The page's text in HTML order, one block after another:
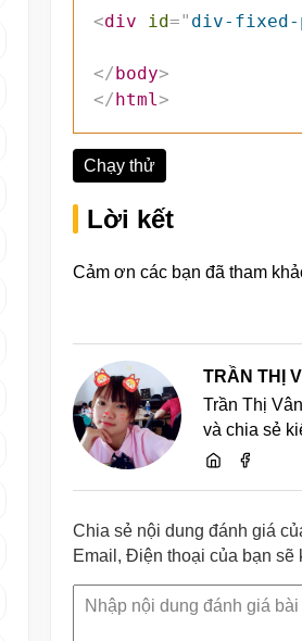
<div id=" div-fixed-
</body>
</html>
Chạy thử
Lời kết
Cảm ơn các bạn đã tham
TRẦN THỊ
Trần Thị
và chia sẻ
Chia sẻ nội dung đánh giá
Email, Điện thoại của bạn